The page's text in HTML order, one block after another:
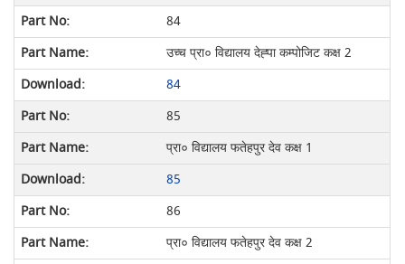
84
उच्च प्रा० विद्यालय देह्पा कम्पोजिट कक्ष 2
84
85
प्रा० विद्यालय फतेहपुर देव कक्ष 1
85
86
प्रा० विद्यालय फतेहपुर देव कक्ष 2